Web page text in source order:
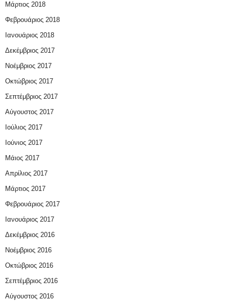
Μάρτιος 2018
Φεβρουάριος 2018
Ιανουάριος 2018
Δεκέμβριος 2017
Νοέμβριος 2017
Οκτώβριος 2017
Σεπτέμβριος 2017
Αύγουστος 2017
Ιούλιος 2017
Ιούνιος 2017
Μάιος 2017
Απρίλιος 2017
Μάρτιος 2017
Φεβρουάριος 2017
Ιανουάριος 2017
Δεκέμβριος 2016
Νοέμβριος 2016
Οκτώβριος 2016
Σεπτέμβριος 2016
Αύγουστος 2016